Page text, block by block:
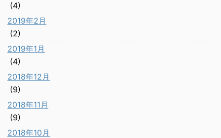
(4)
2019年2月
(2)
2019年1月
(4)
2018年12月
(9)
2018年11月
(9)
2018年10月